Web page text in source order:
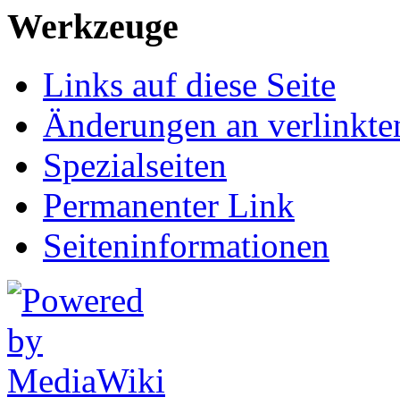
Werkzeuge
Links auf diese Seite
Änderungen an
Spezialseiten
Permanenter Link
Seiten­informationen